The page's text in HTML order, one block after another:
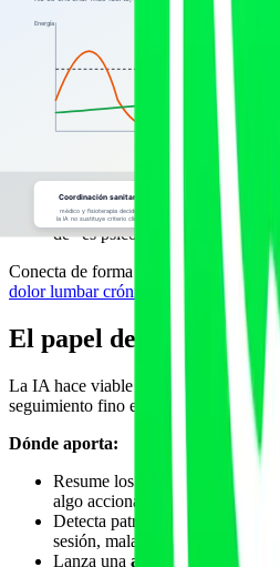
No usar "sin dolor no hay
contraproducente y rompe la
Evitar el ciclo boom-bust:
el
es hacer de más en el día bueno.
Progresión por tolerancia, no
mantiene la carga varias
La constancia mínima
Mejor poco y sostenible que
brote.
Lenguaje cuidado.
Validar la
de "es psicológico".
Conecta de forma natural con otros
dolor lumbar crónico
artrosis y artritis
El papel de la IA (y
La IA hace viable lo que antes
seguimiento fino entre sesiones.
Dónde aporta:
Resume los check-ins (dolor,
algo accionable.
Detecta patrones: caída de
sesión, mala adherencia.
Lanza una alerta de brote y